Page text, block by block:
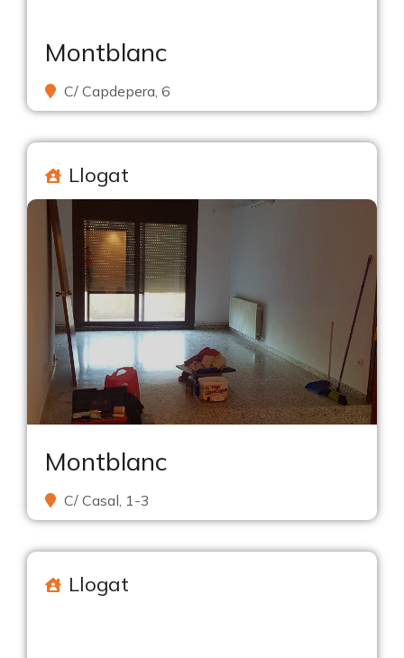
Montblanc
C/ Capdepera, 6
Llogat
Montblanc
C/ Casal, 1-3
Llogat